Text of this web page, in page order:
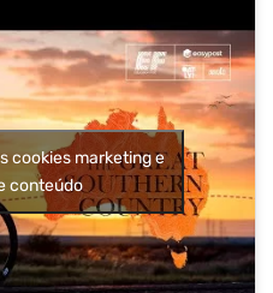
cookies marketing e
conteúdo